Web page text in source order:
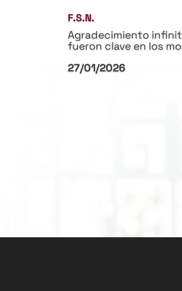
F.S.N.
Agradecimiento
fueron clave en los
27/01/2026